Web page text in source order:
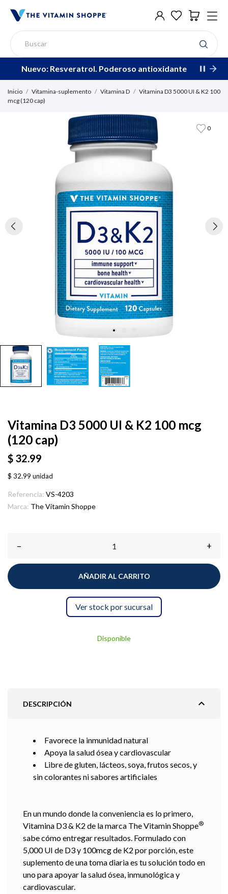
Nuevo: Resveratrol. Poderoso antioxidante
Inicio Vitamina-suplemento Vitamina D
Vitamina D3 5000 UI & K2 100
mcg (120 cap)
0
Vitamina D3 5000 UI & K2 100 mcg
(120 cap)
$ 32.99
$ 32.99 unidad
Referencia: VS-4203
Marca: The Vitamin Shoppe
– +
AÑADIR AL CARRITO
Ver stock por sucursal
Disponible
expand_less
DESCRIPCIÓN
Favorece la inmunidad natural
Apoya la salud ósea y cardiovascular
Libre de gluten, lácteos, soya, frutos secos, y
sin colorantes ni sabores artificiales
En un mundo donde la conveniencia es lo primero,
Vitamina D3 & K2 de la marca The Vitamin Shoppe®
sabe cómo entregar resultados. Formulado con
5,000 UI de D3 y 100mcg de K2 por porción, este
suplemento de una toma diaria es tu solución todo en
uno para apoyar la salud ósea, inmunológica y
cardiovascular.